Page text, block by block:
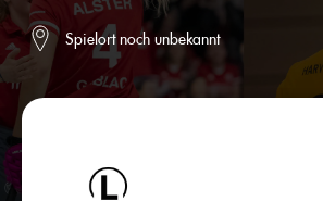
Spielort noch unbekannt